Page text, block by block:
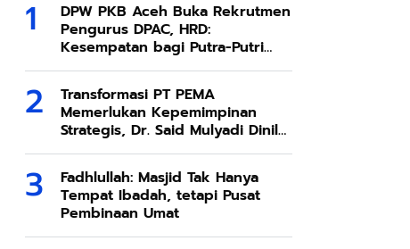
DPW PKB Aceh Buka Rekrutmen
Pengurus DPAC, HRD:
Kesempatan bagi Putra-Putri
Terbaik Aceh
Transformasi PT PEMA
Memerlukan Kepemimpinan
Strategis, Dr. Said Mulyadi Dinilai
Memenuhi Kriteria
Fadhlullah: Masjid Tak Hanya
Tempat Ibadah, tetapi Pusat
Pembinaan Umat